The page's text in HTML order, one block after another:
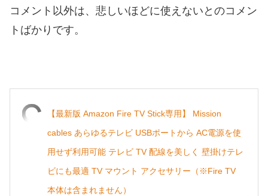
コメント以外は、悲しいほどに使えないとのコメン
トばかりです。
【最新版 Amazon Fire TV Stick専用】 Mission
cables あらゆるテレビ USBポートから AC電源を使
用せず利用可能 テレビ TV 配線を美しく 壁掛けテレ
ビにも最適 TV マウント アクセサリー（※Fire TV
本体は含まれません）